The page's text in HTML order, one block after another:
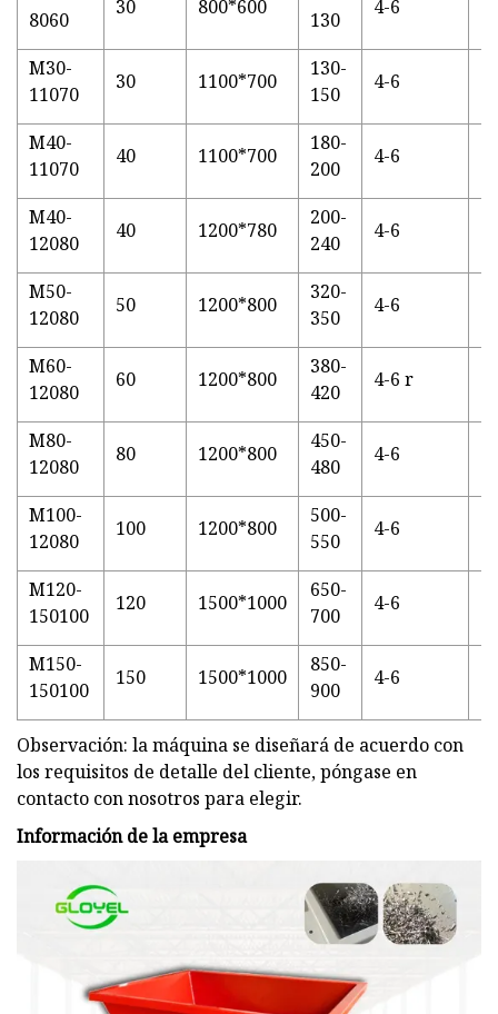
8060
30 800*600
130
4-6
M30-
11070
30 1100*700
130-
150
4-6
M40-
11070
40 1100*700
180-
200
4-6
M40-
12080
40 1200*780
200-
240
4-6
M50-
12080
50 1200*800
320-
350
4-6
M60-
12080
60 1200*800
380-
420
4-6 r
M80-
12080
80 1200*800
450-
480
4-6
M100-
12080
100 1200*800
500-
550
4-6
M120-
150100
120 1500*1000
650-
700
4-6
M150-
150100
150 1500*1000
850-
900
4-6
Observación: la máquina se diseñará de acuerdo con
los requisitos de detalle del cliente, póngase en
contacto con nosotros para elegir.
Información de la empresa